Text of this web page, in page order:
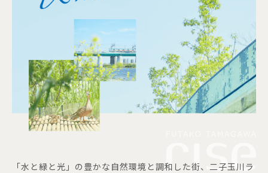
「水と緑と光」の豊かな自然環境と調和した街、二子玉川ラ